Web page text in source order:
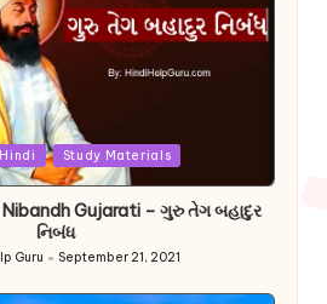
Study Materials
Gujarati – ગુરુ તેગ બહાદુર
નિબંધ
Guru September 21, 2021